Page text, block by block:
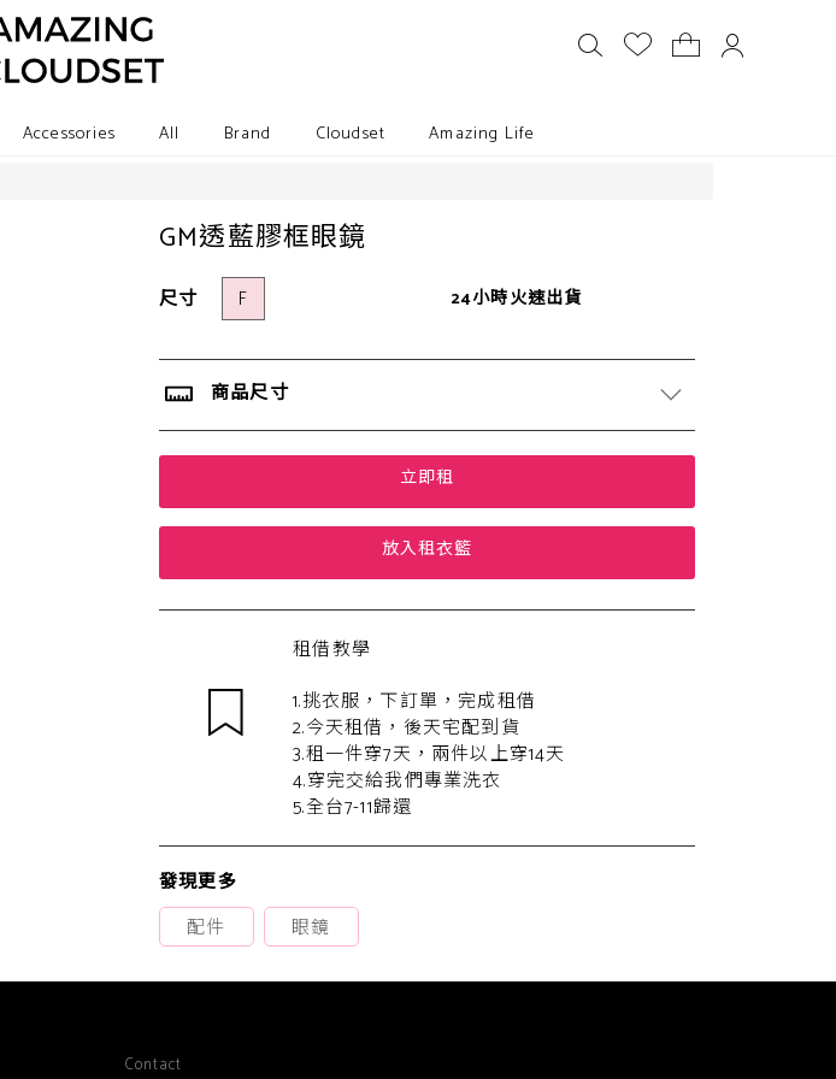
Accessories All Brand Cloudset Amazing Life
GM透藍膠框眼鏡
尺寸 F 24小時火速出貨
商品尺寸
立即租
放入租衣籃
租借教學
1.挑衣服，下訂單，完成租借
2.今天租借，後天宅配到貨
3.租一件穿7天，兩件以上穿14天
4.穿完交給我們專業洗衣
5.全台7-11歸還
發現更多
配件
眼鏡
Contact